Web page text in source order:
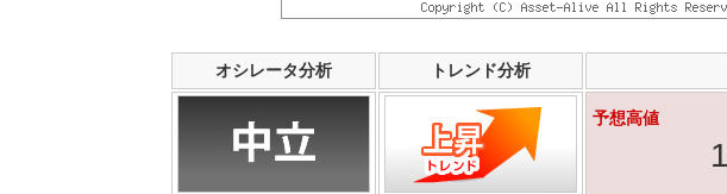
オシレータ分析 トレンド分析
予想高値